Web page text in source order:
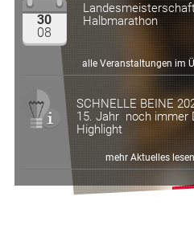
30
08
Halbmarathon
alle Veranstaltungen im
SCHNELLE BEINE
15. Jahr noch immer
Highlight
mehr Aktuelles